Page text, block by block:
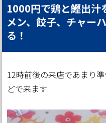
1000円で鶏と鰹出汁
メン、餃子、チャー
る！
12時前後の来店であまり
どで来ます